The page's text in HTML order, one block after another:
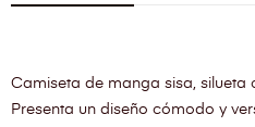
Camiseta de manga sisa,
Presenta un diseño cómodo y